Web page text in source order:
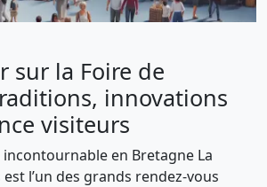
sur la Foire de
innovations
visiteurs
en Bretagne La
est l’un des grands rendez-vous